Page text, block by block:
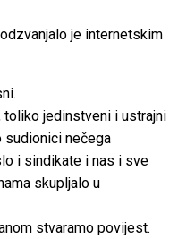
je internetskim
jedinstveni i ustrajni
sudionici nečega
i sindikate i nas i sve
skupljalo u
stvaramo povijest.